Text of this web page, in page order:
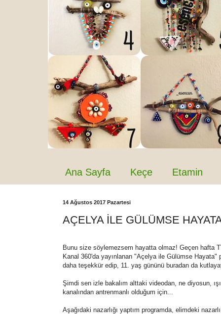
Ana Sayfa Keçe Etamin
14 Ağustos 2017 Pazartesi
AÇELYA İLE GÜLÜMSE
Bunu size söylemezsem hayatta olmaz! Geçen hafta
Kanal 360'da yayınlanan "Açelya ile Gülümse
daha teşekkür edip, 11. yaş gününü buradan da
Şimdi sen izle bakalım alttaki videodan, ne diyosun,
kanalından antrenmanlı olduğum için...
Aşağıdaki nazarlığı yaptım programda, elimdeki